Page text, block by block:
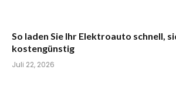
So laden Sie Ihr Elektroauto schnell,
kostengünstig
Juli 22, 2026